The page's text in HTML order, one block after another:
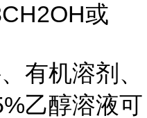
或
有机溶剂、
乙醇溶液可